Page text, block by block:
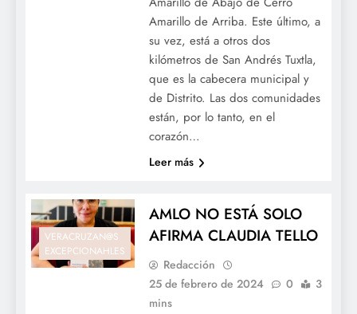
Amarillo de Arriba. Este último, a
su vez, está a otros dos
kilómetros de San Andrés Tuxtla,
que es la cabecera municipal y
de Distrito. Las dos comunidades
están, por lo tanto, en el
corazón…
Leer más
VERACRUZAN@S
EXCEPCIONAHLES
AMLO NO ESTÁ SOLO
AFIRMA CLAUDIA TELLO
Redacción
25 de febrero de 2024
0
3
mins